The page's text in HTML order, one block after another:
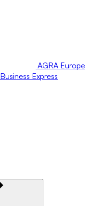
AGRA Europe
Business Express